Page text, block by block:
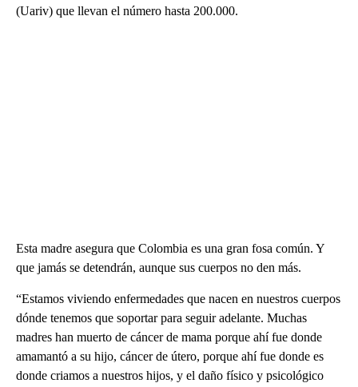
(Uariv) que llevan el número hasta 200.000.
Esta madre asegura que Colombia es una gran fosa común. Y
que jamás se detendrán, aunque sus cuerpos no den más.
“Estamos viviendo enfermedades que nacen en nuestros cuerpos
dónde tenemos que soportar para seguir adelante. Muchas
madres han muerto de cáncer de mama porque ahí fue donde
amamantó a su hijo, cáncer de útero, porque ahí fue donde es
donde criamos a nuestros hijos, y el daño físico y psicológico